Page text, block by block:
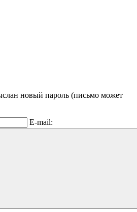
новый пароль (письмо может
E-mail: